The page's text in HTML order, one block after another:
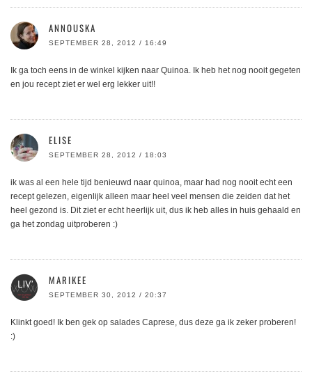
ANNOUSKA
SEPTEMBER 28, 2012 / 16:49
Ik ga toch eens in de winkel kijken naar Quinoa. Ik heb het nog nooit gegeten
en jou recept ziet er wel erg lekker uit!!
ELISE
SEPTEMBER 28, 2012 / 18:03
ik was al een hele tijd benieuwd naar quinoa, maar had nog nooit echt een
recept gelezen, eigenlijk alleen maar heel veel mensen die zeiden dat het
heel gezond is. Dit ziet er echt heerlijk uit, dus ik heb alles in huis gehaald en
ga het zondag uitproberen :)
MARIKEE
SEPTEMBER 30, 2012 / 20:37
Klinkt goed! Ik ben gek op salades Caprese, dus deze ga ik zeker proberen!
:)